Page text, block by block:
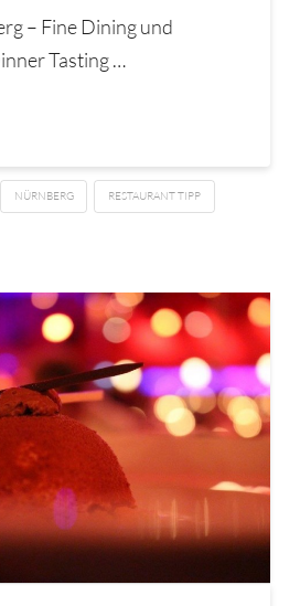
– Fine Dining und
Tasting …
NÜRNBERG RESTAURANT TIPP